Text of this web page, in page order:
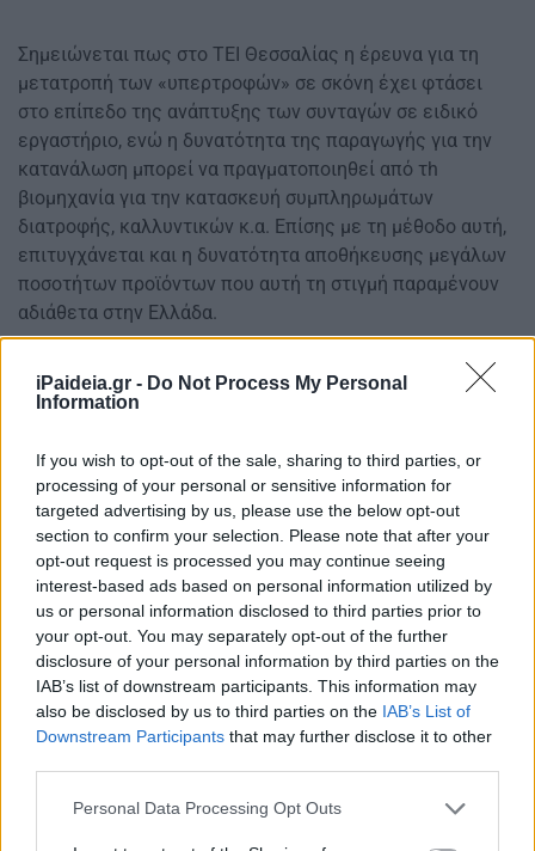
iPaideia.gr - Do Not Process My Personal
Information
If you wish to opt-out of the sale, sharing to third parties, or
processing of your personal or sensitive information for
targeted advertising by us, please use the below opt-out
section to confirm your selection. Please note that after your
opt-out request is processed you may continue seeing
interest-based ads based on personal information utilized by
us or personal information disclosed to third parties prior to
your opt-out. You may separately opt-out of the further
disclosure of your personal information by third parties on the
IAB’s list of downstream participants. This information may
also be disclosed by us to third parties on the IAB’s List of
Downstream Participants that may further disclose it to other
Please note that this website/app uses one or more Google
Personal Data Processing Opt Outs
Σημειώνεται πως στο ΤΕΙ Θεσσαλίας η έρευνα για τη
μετατροπή των «υπερτροφών» σε σκόνη έχει φτάσει
στο επίπεδο της ανάπτυξης των συνταγών σε ειδικό
εργαστήριο, ενώ η δυνατότητα της παραγωγής για την
κατανάλωση μπορεί να πραγματοποιηθεί από τh
βιομηχανία για την κατασκευή συμπληρωμάτων
διατροφής, καλλυντικών κ.α. Επίσης με τη μέθοδο αυτή,
επιτυγχάνεται και η δυνατότητα αποθήκευσης μεγάλων
ποσοτήτων προϊόντων που αυτή τη στιγμή παραμένουν
αδιάθετα στην Ελλάδα.